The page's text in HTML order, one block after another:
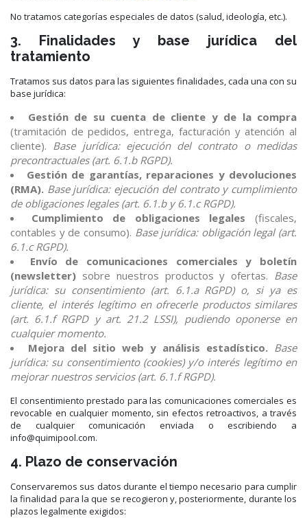
No tratamos categorías especiales de datos (salud, ideología, etc.).
3. Finalidades y base jurídica del
tratamiento
Tratamos sus datos para las siguientes finalidades, cada una con su
base jurídica:
Gestión de su cuenta de cliente y de la compra
(tramitación de pedidos, entrega, facturación y atención al
cliente). Base jurídica: ejecución del contrato o medidas
precontractuales (art. 6.1.b RGPD).
Gestión de garantías, reparaciones y devoluciones
(RMA). Base jurídica: ejecución del contrato y cumplimiento
de obligaciones legales (art. 6.1.b y 6.1.c RGPD).
Cumplimiento de obligaciones legales (fiscales,
contables y de consumo). Base jurídica: obligación legal (art.
6.1.c RGPD).
Envío de comunicaciones comerciales y boletín
(newsletter) sobre nuestros productos y ofertas. Base
jurídica: su consentimiento (art. 6.1.a RGPD) o, si ya es
cliente, el interés legítimo en ofrecerle productos similares
(art. 6.1.f RGPD y art. 21.2 LSSI), pudiendo oponerse en
cualquier momento.
Mejora del sitio web y análisis estadístico. Base
jurídica: su consentimiento (cookies) y/o interés legítimo en
mejorar nuestros servicios (art. 6.1.f RGPD).
El consentimiento prestado para las comunicaciones comerciales es
revocable en cualquier momento, sin efectos retroactivos, a través
de cualquier comunicación enviada o escribiendo a
info@quimipool.com.
4. Plazo de conservación
Conservaremos sus datos durante el tiempo necesario para cumplir
la finalidad para la que se recogieron y, posteriormente, durante los
plazos legalmente exigidos: